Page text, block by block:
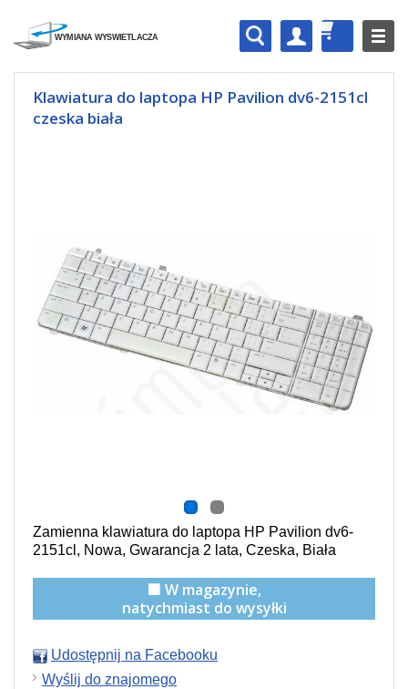
Klawiatura do laptopa HP Pavilion dv6-2151cl
czeska biała
Zamienna klawiatura do laptopa HP Pavilion dv6-
2151cl, Nowa, Gwarancja 2 lata, Czeska, Biała
🟩 W magazynie,
natychmiast do wysyłki
Udostępnij na Facebooku
Wyślij do znajomego